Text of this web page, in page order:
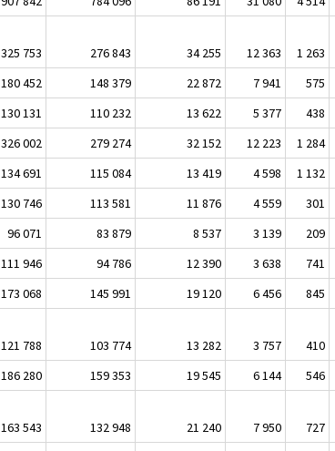
325 753 276 843 34 255 12 363
1 263
180 452 148 379 22 872 7 941
575
130 131 110 232 13 622 5 377
438
326 002 279 274 32 152 12 223
1 284
134 691 115 084 13 419 4 598
1 132
130 746 113 581 11 876 4 559
301
96 071 83 879 8 537 3 139
209
111 946 94 786 12 390 3 638
741
173 068 145 991 19 120 6 456
845
121 788 103 774 13 282 3 757
410
186 280 159 353 19 545 6 144
546
163 543 132 948 21 240 7 950
727